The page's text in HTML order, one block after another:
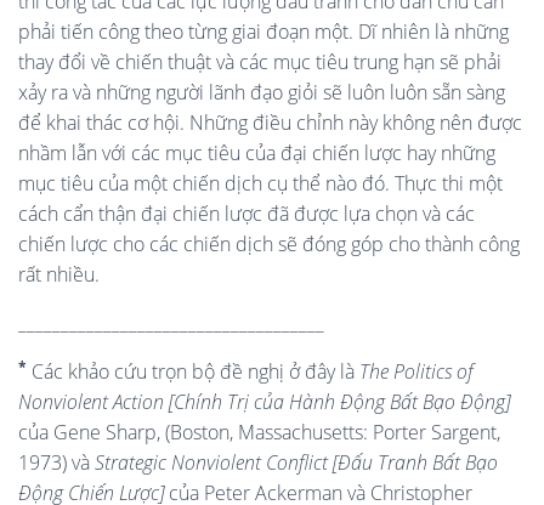
phải tiến công theo từng giai đoạn một. Dĩ nhiên là những
thay đổi về chiến thuật và các mục tiêu trung hạn sẽ phải
xảy ra và những người lãnh đạo giỏi sẽ luôn luôn sẵn sàng
để khai thác cơ hội. Những điều chỉnh này không nên được
nhầm lẫn với các mục tiêu của đại chiến lược hay những
mục tiêu của một chiến dịch cụ thể nào đó. Thực thi một
cách cẩn thận đại chiến lược đã được lựa chọn và các
chiến lược cho các chiến dịch sẽ đóng góp cho thành công
rất nhiều.
* Các khảo cứu trọn bộ đề nghị ở đây là The Politics of
Nonviolent Action [Chính Trị của Hành Động Bất Bạo Động]
của Gene Sharp, (Boston, Massachusetts: Porter Sargent,
1973) vàStrategic Nonviolent Conflict [Đấu Tranh Bất Bạo
Động Chiến Lược]của Peter Ackerman và Christopher